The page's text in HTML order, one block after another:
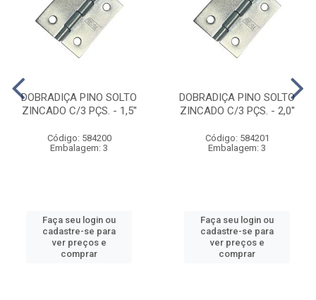
DOBRADIÇA PINO SOLTO
ZINCADO C/3 PÇS. - 1,5''
Código: 584200
Embalagem: 3
Faça seu login ou
cadastre-se para
ver preços e
comprar
DOBRADIÇA PINO SOLTO
ZINCADO C/3 PÇS. - 2,0''
Código: 584201
Embalagem: 3
Faça seu login ou
cadastre-se para
ver preços e
comprar